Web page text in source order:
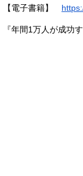
【電子書籍】
『年間1万人が成功